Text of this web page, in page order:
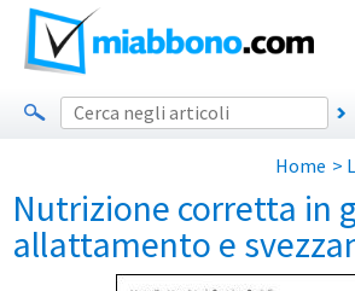
Home >
Nutrizione corretta in
allattamento e